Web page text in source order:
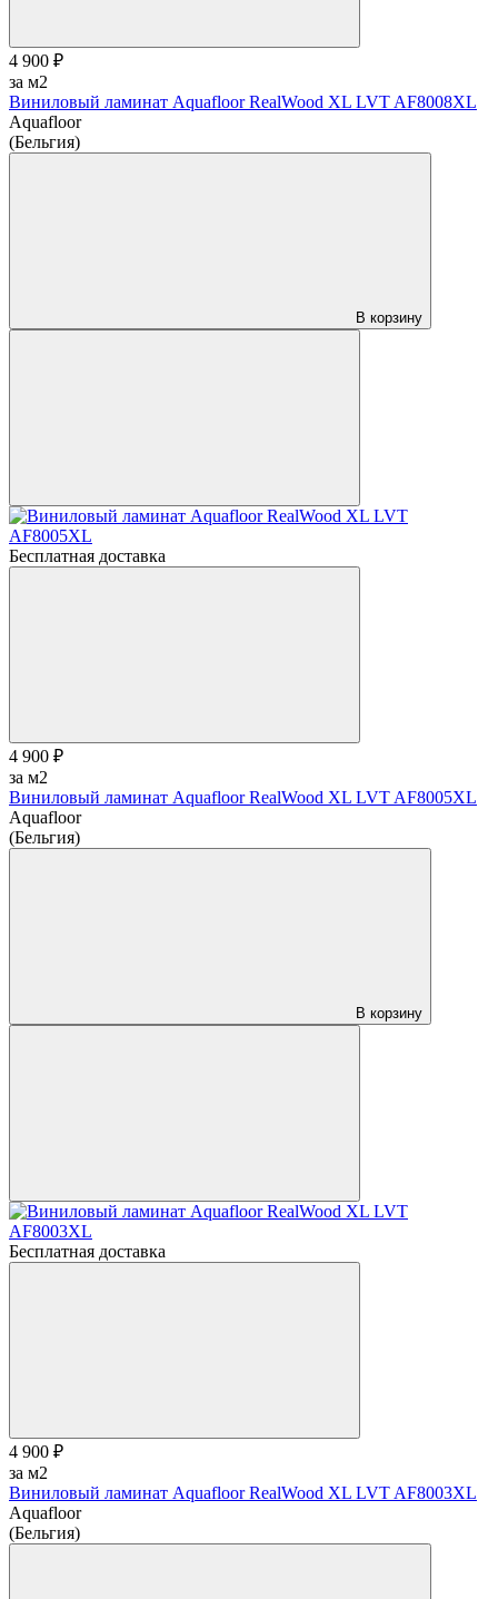
4 900 ₽
за м2
Виниловый ламинат Aquafloor RealWood XL LVT AF8008XL
Aquafloor
(Бельгия)
В корзину
Бесплатная доставка
4 900 ₽
за м2
Виниловый ламинат Aquafloor RealWood XL LVT AF8005XL
Aquafloor
(Бельгия)
В корзину
Бесплатная доставка
4 900 ₽
за м2
Виниловый ламинат Aquafloor RealWood XL LVT AF8003XL
Aquafloor
(Бельгия)